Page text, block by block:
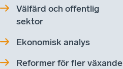
Välfärd och offentlig
sektor
Ekonomisk analys
Reformer för fler växande